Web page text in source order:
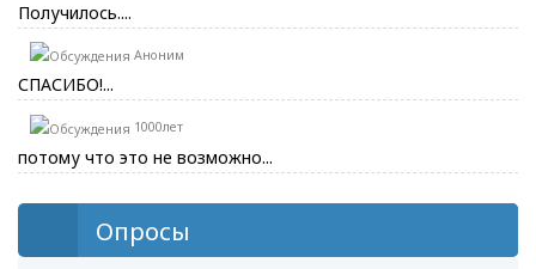
Получилось....
Аноним
СПАСИБО!...
1000лет
потому что это не возможно...
Опросы